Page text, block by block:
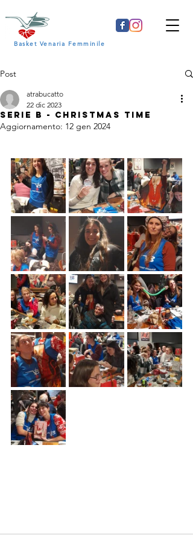
Basket Venaria Femminile
Post
SERIE B - CHRISTMAS TIME
atrabucatto
22 dic 2023
Aggiornamento: 12 gen 2024